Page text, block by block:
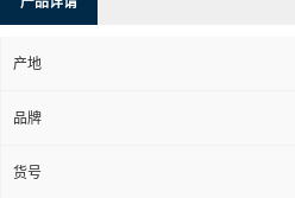
产地
品牌
货号